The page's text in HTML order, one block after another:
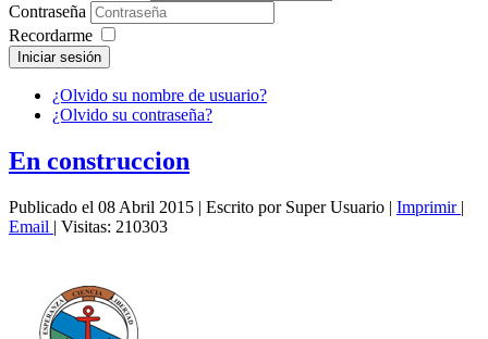
Contraseña
Recordarme
Iniciar sesión
¿Olvido su nombre de usuario?
¿Olvido su contraseña?
En construccion
Publicado el 08 Abril 2015 | Escrito por Super Usuario | Imprimir |
Email | Visitas: 210303